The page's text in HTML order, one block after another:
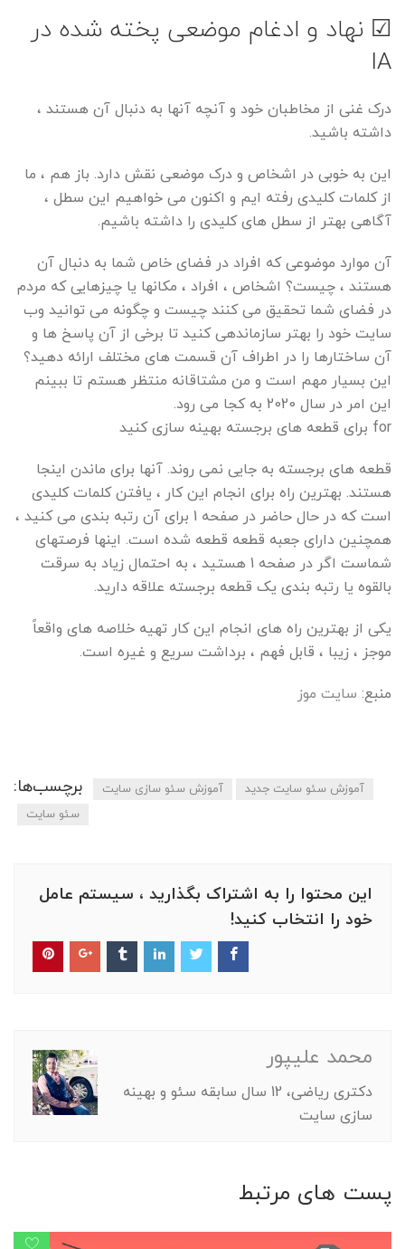
☑ نهاد و ادغام موضعی پخته شده در
IA
درک غنی از مخاطبان خود و آنچه آنها به دنبال آن هستند ،
داشته باشید.
این به خوبی در اشخاص و درک موضعی نقش دارد. باز هم ، ما
از کلمات کلیدی رفته ایم و اکنون می خواهیم این سطل ،
آگاهی بهتر از سطل های کلیدی را داشته باشیم.
آن موارد موضوعی که افراد در فضای خاص شما به دنبال آن
هستند ، چیست؟ اشخاص ، افراد ، مکانها یا چیزهایی که مردم
در فضای شما تحقیق می کنند چیست و چگونه می توانید وب
سایت خود را بهتر سازماندهی کنید تا برخی از آن پاسخ ها و
آن ساختارها را در اطراف آن قسمت های مختلف ارائه دهید؟
این بسیار مهم است و من مشتاقانه منتظر هستم تا ببینم
این امر در سال 2020 به کجا می رود.
for برای قطعه های برجسته بهینه سازی کنید
قطعه های برجسته به جایی نمی روند. آنها برای ماندن اینجا
هستند. بهترین راه برای انجام این کار ، یافتن کلمات کلیدی
است که در حال حاضر در صفحه 1 برای آن رتبه بندی می کنید ،
همچنین دارای جعبه قطعه قطعه شده است. اینها فرصتهای
شماست اگر در صفحه 1 هستید ، به احتمال زیاد به سرقت
بالقوه یا رتبه بندی یک قطعه برجسته علاقه دارید.
یکی از بهترین راه های انجام این کار تهیه خلاصه های واقعاً
موجز ، زیبا ، قابل فهم ، برداشت سریع و غیره است.
منبع: سایت موز
برچسب‌ها: آموزش سئو سازی سایت
آموزش سئو سایت جدید
سئو سایت
این محتوا را به اشتراک بگذارید ، سیستم عامل
خود را انتخاب کنید!
محمد علیپور
دکتری ریاضی، 12 سال سابقه سئو و بهینه
سازی سایت
پست های مرتبط